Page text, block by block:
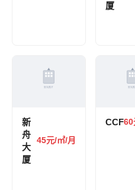
厦
新
舟
大
厦
45元/㎡/月
CCF60